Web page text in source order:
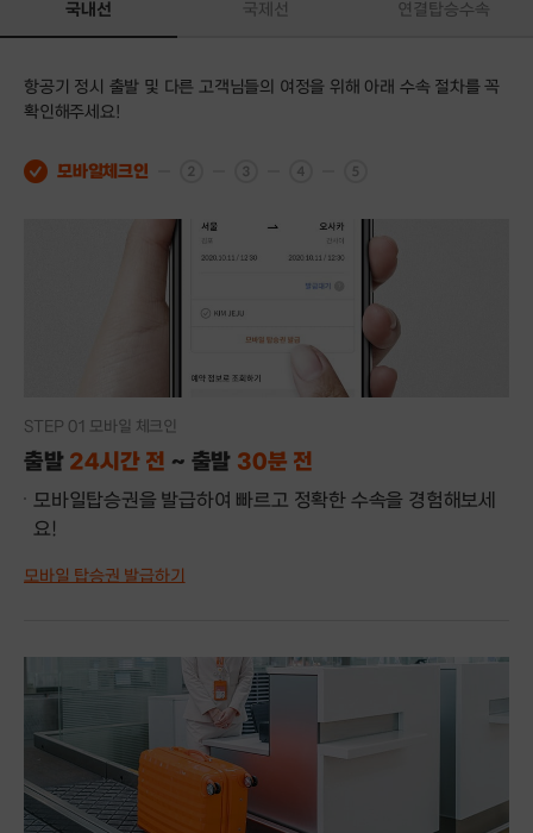
국내선 국제선 연결탑승수속
항공기 정시 출발 및 다른 고객님들의 여정을 위해 아래 수속 절차를 꼭
확인해주세요!
1모바일체크인
STEP 01 모바일 체크인
출발 24시간 전 ~ 출발 30분 전
모바일탑승권을 발급하여 빠르고 정확한 수속을 경험해보세
요!
모바일 탑승권 발급하기